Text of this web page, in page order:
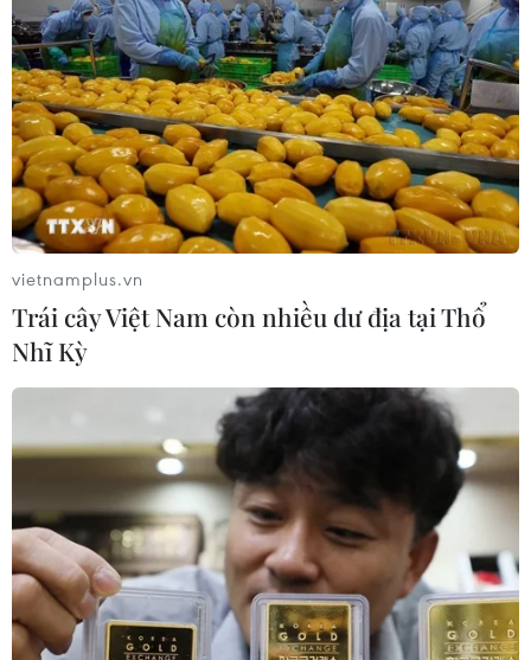
vietnamplus.vn
Trái cây Việt Nam còn nhiều dư địa tại Thổ
Nhĩ Kỳ